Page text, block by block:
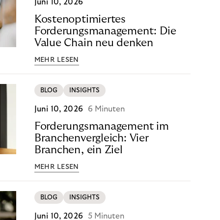
Juni 10, 2026
Kostenoptimiertes
Forderungsmanagement: Die
Value Chain neu denken
MEHR LESEN
BLOG INSIGHTS
Juni 10, 2026 6 Minuten
Forderungsmanagement im
Branchenvergleich: Vier
Branchen, ein Ziel
MEHR LESEN
BLOG INSIGHTS
Juni 10, 2026 5 Minuten